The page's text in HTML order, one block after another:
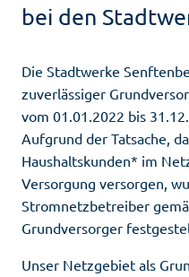
bei den
Die Stadtwerke
zuverlässiger
vom 01.01.2022 bis
Aufgrund der Tatsache,
Haushaltskunden* im
Versorgung versorgen,
Stromnetzbetreiber
Grundversorger
Unser Netzgebiet als